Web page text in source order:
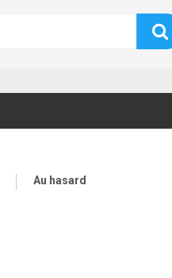
Au hasard